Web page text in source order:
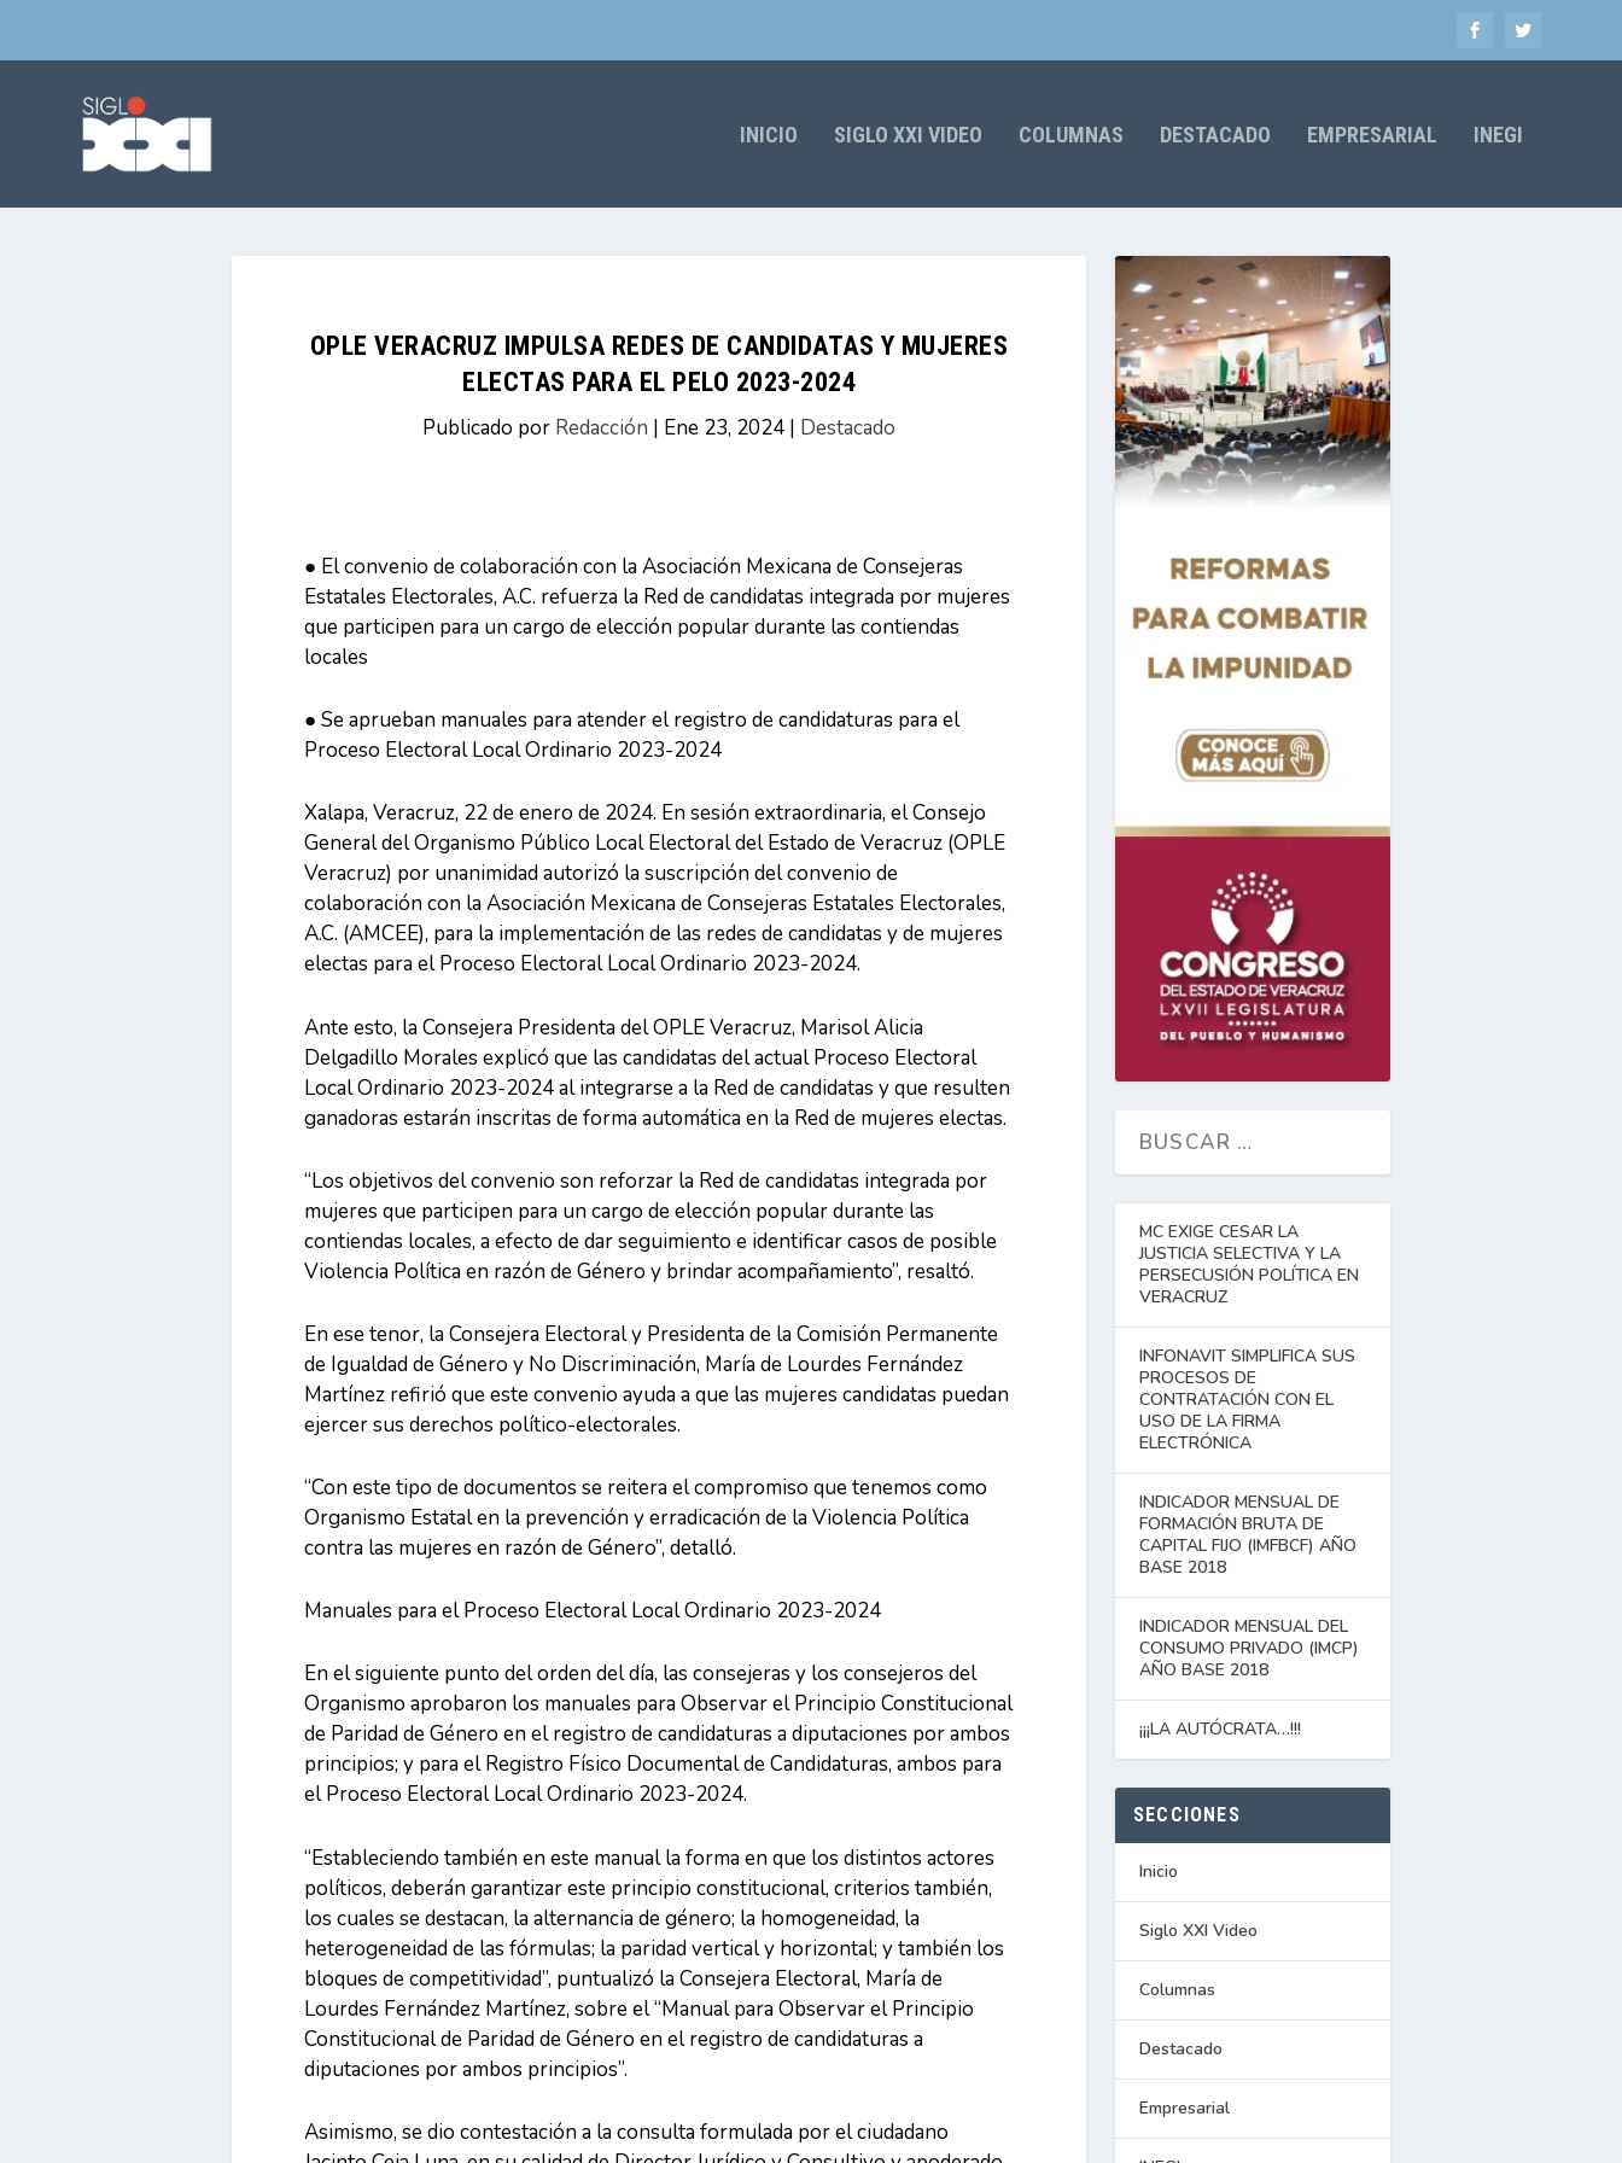
INICIO SIGLO XXI VIDEO COLUMNAS DESTACADO EMPRESARIAL INEGI
OPLE VERACRUZ IMPULSA REDES DE CANDIDATAS Y MUJERES
ELECTAS PARA EL PELO 2023-2024
Publicado por Redacción | Ene 23, 2024 | Destacado
● El convenio de colaboración con la Asociación Mexicana de Consejeras
Estatales Electorales, A.C. refuerza la Red de candidatas integrada por mujeres
que participen para un cargo de elección popular durante las contiendas
locales
● Se aprueban manuales para atender el registro de candidaturas para el
Proceso Electoral Local Ordinario 2023-2024
Xalapa, Veracruz, 22 de enero de 2024. En sesión extraordinaria, el Consejo
General del Organismo Público Local Electoral del Estado de Veracruz (OPLE
Veracruz) por unanimidad autorizó la suscripción del convenio de
colaboración con la Asociación Mexicana de Consejeras Estatales Electorales,
A.C. (AMCEE), para la implementación de las redes de candidatas y de mujeres
electas para el Proceso Electoral Local Ordinario 2023-2024.
Ante esto, la Consejera Presidenta del OPLE Veracruz, Marisol Alicia
Delgadillo Morales explicó que las candidatas del actual Proceso Electoral
Local Ordinario 2023-2024 al integrarse a la Red de candidatas y que resulten
ganadoras estarán inscritas de forma automática en la Red de mujeres electas.
“Los objetivos del convenio son reforzar la Red de candidatas integrada por
mujeres que participen para un cargo de elección popular durante las
contiendas locales, a efecto de dar seguimiento e identificar casos de posible
Violencia Política en razón de Género y brindar acompañamiento”, resaltó.
En ese tenor, la Consejera Electoral y Presidenta de la Comisión Permanente
de Igualdad de Género y No Discriminación, María de Lourdes Fernández
Martínez refirió que este convenio ayuda a que las mujeres candidatas puedan
ejercer sus derechos político-electorales.
“Con este tipo de documentos se reitera el compromiso que tenemos como
Organismo Estatal en la prevención y erradicación de la Violencia Política
contra las mujeres en razón de Género”, detalló.
Manuales para el Proceso Electoral Local Ordinario 2023-2024
En el siguiente punto del orden del día, las consejeras y los consejeros del
Organismo aprobaron los manuales para Observar el Principio Constitucional
de Paridad de Género en el registro de candidaturas a diputaciones por ambos
principios; y para el Registro Físico Documental de Candidaturas, ambos para
el Proceso Electoral Local Ordinario 2023-2024.
“Estableciendo también en este manual la forma en que los distintos actores
políticos, deberán garantizar este principio constitucional, criterios también,
los cuales se destacan, la alternancia de género; la homogeneidad, la
heterogeneidad de las fórmulas; la paridad vertical y horizontal; y también los
bloques de competitividad”, puntualizó la Consejera Electoral, María de
Lourdes Fernández Martínez, sobre el “Manual para Observar el Principio
Constitucional de Paridad de Género en el registro de candidaturas a
diputaciones por ambos principios”.
Asimismo, se dio contestación a la consulta formulada por el ciudadano
MC EXIGE CESAR LA
JUSTICIA SELECTIVA Y LA
PERSECUSIÓN POLÍTICA EN
VERACRUZ
INFONAVIT SIMPLIFICA SUS
PROCESOS DE
CONTRATACIÓN CON EL
USO DE LA FIRMA
ELECTRÓNICA
INDICADOR MENSUAL DE
FORMACIÓN BRUTA DE
CAPITAL FIJO (IMFBCF) AÑO
BASE 2018
INDICADOR MENSUAL DEL
CONSUMO PRIVADO (IMCP)
AÑO BASE 2018
¡¡¡LA AUTÓCRATA…!!!
SECCIONES
Inicio
Siglo XXI Video
Columnas
Destacado
Empresarial